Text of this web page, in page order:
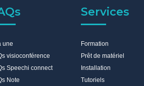
une
visioconférence
Speechi connect
Note
Services
Formation
Prêt de matériel
Installation
Tutoriels